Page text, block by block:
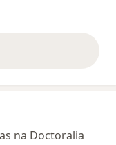
acima
na Doctoralia